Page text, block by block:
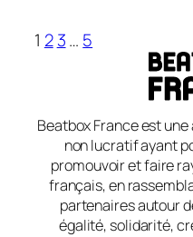
1 2 3… 5
Beatbox France est
non lucratif ayant
promouvoir et faire
français, en
partenaires autour
égalité, solidarité,